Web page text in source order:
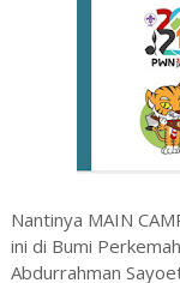
Nantinya MAIN
ini di Bumi
Abdurrahman